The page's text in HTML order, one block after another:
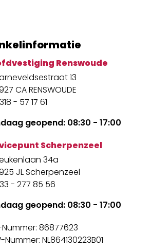
Renswoude
13
CA RENSWOUDE
- 57 17 61
geopend: 08:30 - 17:00
Scherpenzeel
34a
JL Scherpenzeel
- 277 85 56
geopend: 08:30 - 17:00
Nummer: 86877623
Nummer: NL864130223B01